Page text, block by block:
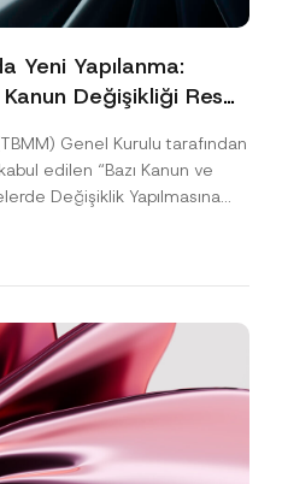
Yeni Yapılanma:
Değişikliği Resmî
Genel Kurulu tarafından
edilen “Bazı Kanun ve
Değişiklik Yapılmasına